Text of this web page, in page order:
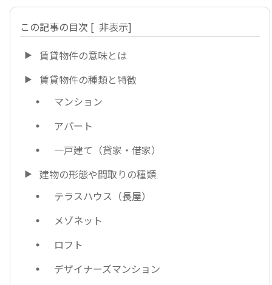
この記事の目次 [ 非表示]
賃貸物件の意味とは
賃貸物件の種類と特徴
マンション
アパート
一戸建て（貸家・借家）
建物の形態や間取りの種類
テラスハウス（長屋）
メゾネット
ロフト
デザイナーズマンション